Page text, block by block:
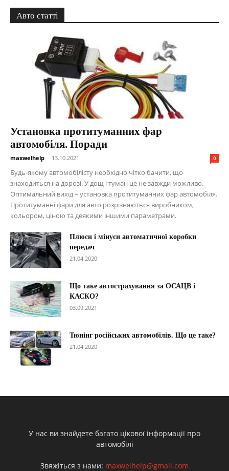
Авто статті
Установка протитуманних фар
автомобіля. Поради
maxwelhelp - 13.10.2021 0
Будь-якому автомобілісту необхідно чітко бачити, що
знаходиться на дорозі. У дощ і туман це не завжди можливо.
Оптимальний вихід – установка протитуманних фар автомобіля.
Протитуманні фари для авто розрізняються виробником,
кольором, ціною та деякими іншими параметрами.
Плюси і мінуси автоматичної коробки
передач
21.04.2020
Що таке автострахування за ОСАЦВ і
КАСКО?
03.09.2021
Тюнінг російських автомобілів. Що це таке?
21.04.2020
У нас ви знайдете багато цікової інформації про
автомобілі
Звяжіться з нами: maxwelhelp@gmail.com